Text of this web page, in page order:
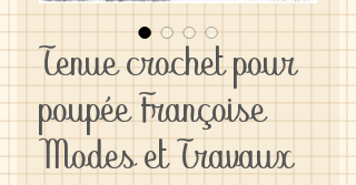
Tenue crochet pour
poupée Françoise
Modes et Travaux